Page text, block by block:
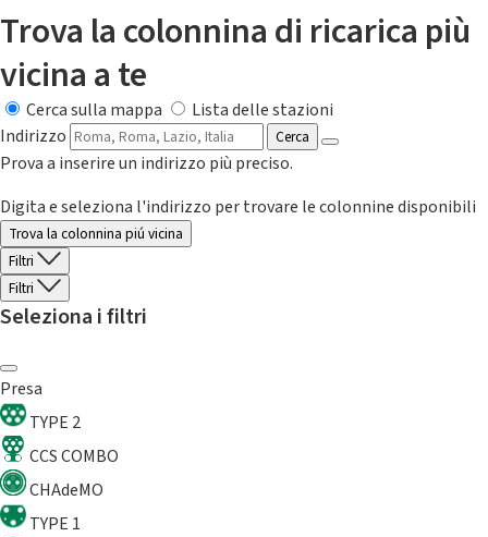
Trova la colonnina di ricarica più
vicina a te
Cerca sulla mappa
Lista delle stazioni
Indirizzo
Cerca
Prova a inserire un indirizzo più preciso.
Digita e seleziona l'indirizzo per trovare le colonnine disponibili
Trova la colonnina piú vicina
Filtri
Filtri
Seleziona i filtri
Presa
TYPE 2
CCS COMBO
CHAdeMO
TYPE 1